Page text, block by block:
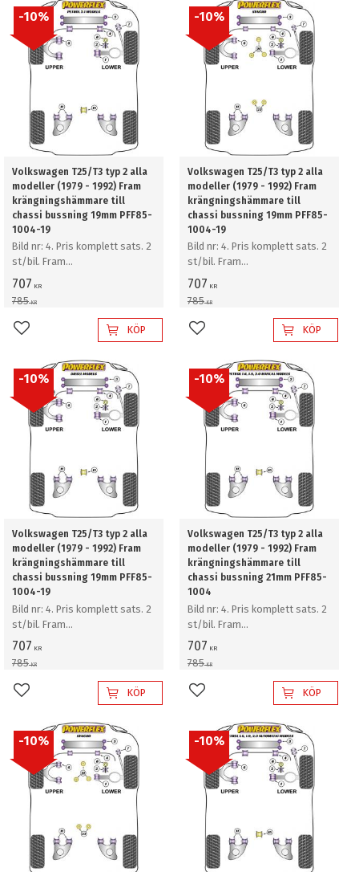
Volkswagen T25/T3 typ 2 alla
modeller (1979 - 1992) Fram
krängningshämmare till
chassi bussning 19mm PFF85-
1004-19
Bild nr: 4. Pris komplett sats. 2
st/bil. Fram
krängningshämmare till chassi
bussning 19mm
707 KR
785KR
10%
Lägg till i favoriterKÖP
Volkswagen T25/T3 typ 2 alla
modeller (1979 - 1992) Fram
krängningshämmare till
chassi bussning 19mm PFF85-
1004-19
Bild nr: 4. Pris komplett sats. 2
st/bil. Fram
krängningshämmare till chassi
bussning 19mm
707 KR
785KR
10%
Lägg till i favoriterKÖP
Volkswagen T25/T3 typ 2 alla
modeller (1979 - 1992) Fram
krängningshämmare till
chassi bussning 19mm PFF85-
1004-19
Bild nr: 4. Pris komplett sats. 2
st/bil. Fram
krängningshämmare till chassi
bussning 19mm
707 KR
785KR
10%
Lägg till i favoriterKÖP
Volkswagen T25/T3 typ 2 alla
modeller (1979 - 1992) Fram
krängningshämmare till
chassi bussning 21mm PFF85-
1004
Bild nr: 4. Pris komplett sats. 2
st/bil. Fram
krängningshämmare till chassi
bussning 21mm
707 KR
785KR
10%
Lägg till i favoriterKÖP
10% 10%